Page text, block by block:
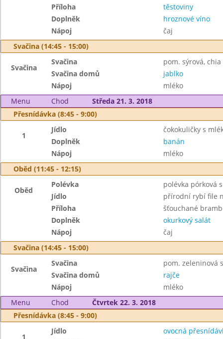
Příloha
těstoviny
Doplněk
hroznové víno
Nápoj
čaj
Svačina (14:45 - 15:00)
Svačina
Svačina
pom. sýrová,
Svačina domů
jablko
Nápoj
mléko
Menu
Chod
Středa 21. 3. 2018
Přesnídávka (8:45 - 9:00)
1
Jídlo
čokokuličky s
Doplněk
banán
Nápoj
mléko
Oběd (11:45 - 12:15)
Oběd
Polévka
polévka pórková
Jídlo
přírodní rybí file
Příloha
šťouchané
Doplněk
okurkový salát
Nápoj
čaj
Svačina (14:45 - 15:00)
Svačina
Svačina
pom. zeleninová
Svačina domů
rajče
Nápoj
mléko
Menu
Chod
Čtvrtek 22. 3. 2018
Přesnídávka (8:45 - 9:00)
1
Jídlo
ovocná